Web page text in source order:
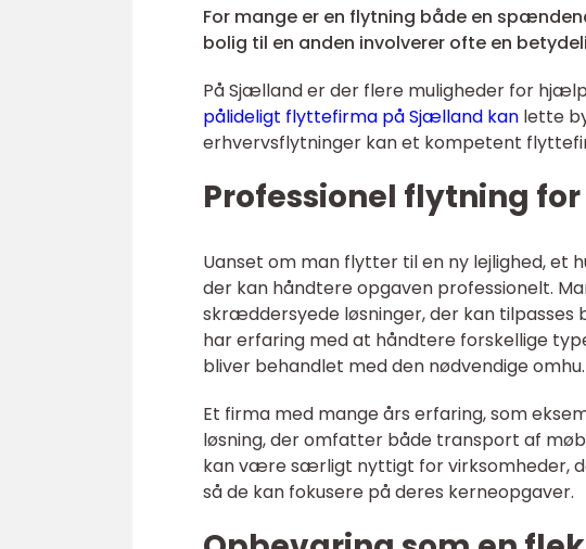
For mange er en flytning både en
bolig til en anden involverer ofte en
På Sjælland er der flere muligheder for
pålideligt flyttefirma på Sjælland kan lette
erhvervsflytninger kan et kompetent
Professionel flytning
Uanset om man flytter til en ny lejlighed,
der kan håndtere opgaven professionelt.
skræddersyede løsninger, der kan
har erfaring med at håndtere forskellige
bliver behandlet med den nødvendige omhu.
Et firma med mange års erfaring, som
løsning, der omfatter både transport af
kan være særligt nyttigt for virksomheder,
så de kan fokusere på deres kerneopgaver.